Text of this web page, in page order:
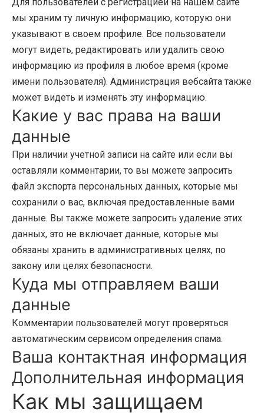
мы храним ту личную информацию, которую они
указывают в своем профиле. Все пользователи
могут видеть, редактировать или удалить свою
информацию из профиля в любое время (кроме
имени пользователя). Администрация вебсайта также
может видеть и изменять эту информацию.
Какие у вас права на ваши
данные
При наличии учетной записи на сайте или если вы
оставляли комментарии, то вы можете запросить
файл экспорта персональных данных, которые мы
сохранили о вас, включая предоставленные вами
данные. Вы также можете запросить удаление этих
данных, это не включает данные, которые мы
обязаны хранить в административных целях, по
закону или целях безопасности.
Куда мы отправляем ваши
данные
Комментарии пользователей могут проверяться
автоматическим сервисом определения спама.
Ваша контактная информация
Дополнительная информация
Как мы защищаем